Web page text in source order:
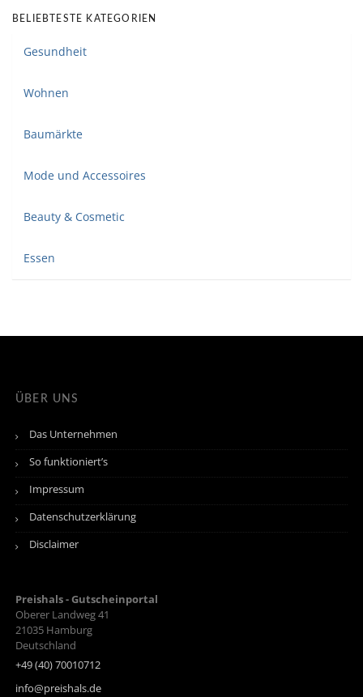
BELIEBTESTE KATEGORIEN
Gesundheit
Wohnen
Baumärkte
Mode und Accessoires
Beauty & Cosmetic
Essen
ÜBER UNS
Das Unternehmen
So funktioniert’s
Impressum
Datenschutzerklärung
Disclaimer
Preishals - Gutscheinportal
Oberer Landweg 41
21035 Hamburg
Deutschland
+49 (40) 70010712
info@preishals.de